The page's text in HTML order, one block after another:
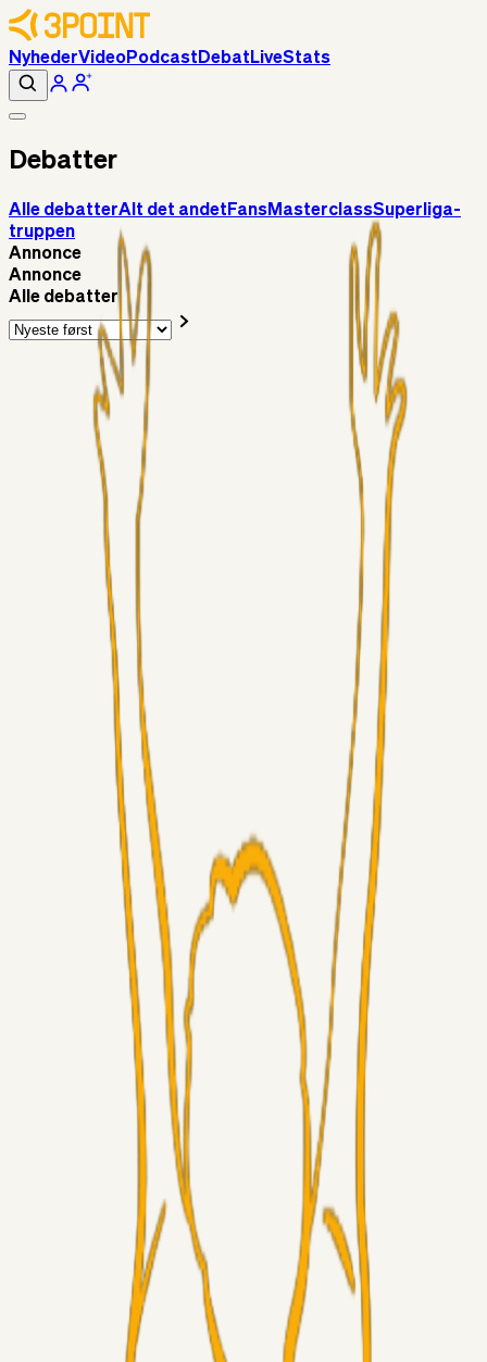
NyhederVideoPodcast Debat LiveStats
Debatter
Alle debatterAlt det andet FansMasterclassSuperliga-
truppen
Annonce
Annonce
Alle debatter
Alt det andet
Chrisdinho88 9 timer siden
Bange anelser
Superliga-truppen
GulBlaaPuls
12 timer siden
Kommer Jobbe hjem?
21 timer siden
Brøndby-TV og u-19
Alt det andet
04. aug. 2026
5. Forudsigelser op til Horsens kampen.
RasmusStephansen
Nørgaards Lever Hug, Skaktræk Mod En Utålmodig
RasmusStephansen
04. aug. 2026
Har GFH løsnet grebet...?
Superliga-truppen
04. aug. 2026
Medie: Tahirovic til Celtic for samlet 6 mio Euro
Superliga-truppen
03. aug. 2026
Kunne Sami Jalal være den næste offensive brik? 🤔💛💙
Superliga-truppen
03. aug. 2026
RasmusStephansen03. aug. 2026
Olti Hyseni, Bliver Brøndbys Største Salg
Nogensinde…..!!!
02. aug. 2026
Sydsiden mid Viborg
Superliga-truppen